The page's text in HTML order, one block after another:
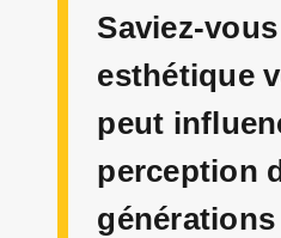
Saviez-
esthétique
peut
perception